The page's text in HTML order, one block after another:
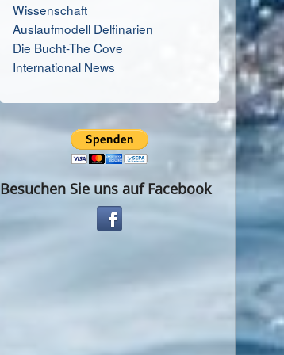
Wissenschaft
Auslaufmodell Delfinarien
Die Bucht-The Cove
International News
Besuchen Sie uns auf Facebook